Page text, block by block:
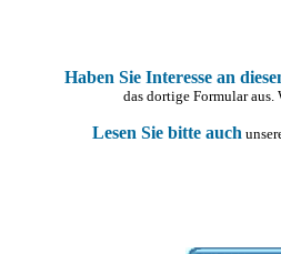
Haben Sie Interesse an
das dortige Formular
Lesen Sie bitte auch